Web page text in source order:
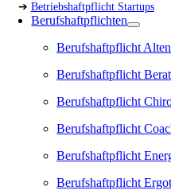
➔ Betriebshaftpflicht Startups
Berufshaftpflichten
Berufshaftpflicht
Berufshaftpflicht
Berufshaftpflicht
Berufshaftpflicht
Berufshaftpflicht
Berufshaftpflicht